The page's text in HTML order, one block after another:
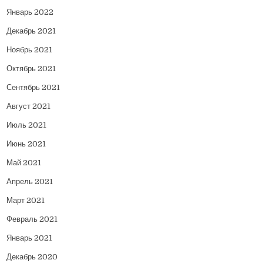
Январь 2022
Декабрь 2021
Ноябрь 2021
Октябрь 2021
Сентябрь 2021
Август 2021
Июль 2021
Июнь 2021
Май 2021
Апрель 2021
Март 2021
Февраль 2021
Январь 2021
Декабрь 2020